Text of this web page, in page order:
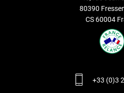
80390
CS 60004
+33 (0)3